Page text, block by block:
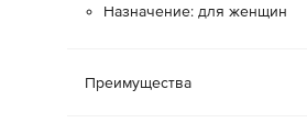
Назначение: для женщин
Преимущества